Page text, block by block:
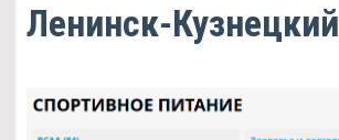
Ленинск-Кузнецкий